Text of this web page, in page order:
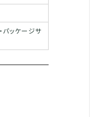
ッケージサ